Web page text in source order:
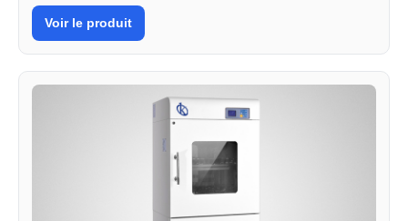
Voir le produit